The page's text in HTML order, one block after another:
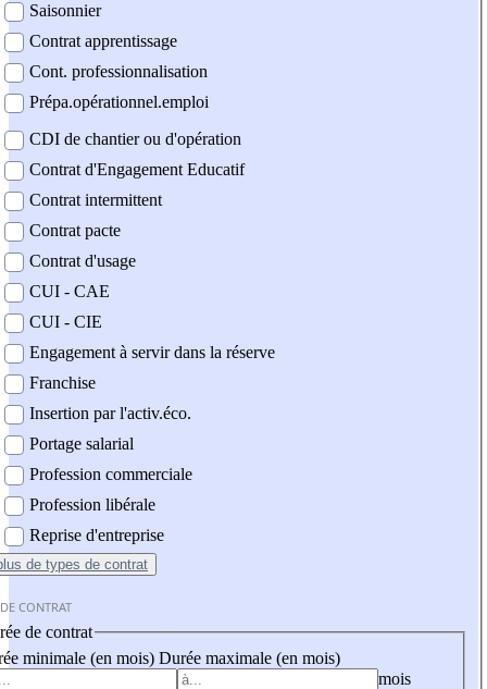
Saisonnier
Contrat apprentissage
Cont. professionnalisation
Prépa.opérationnel.emploi
CDI de chantier ou d'opération
Contrat d'Engagement Educatif
Contrat intermittent
Contrat pacte
Contrat d'usage
CUI - CAE
CUI - CIE
Engagement à servir dans la réserve
Franchise
Insertion par l'activ.éco.
Portage salarial
Profession commerciale
Profession libérale
Reprise d'entreprise
de types de contrat
CONTRAT
de contrat
minimale (en mois) Durée maximale (en mois)
mois